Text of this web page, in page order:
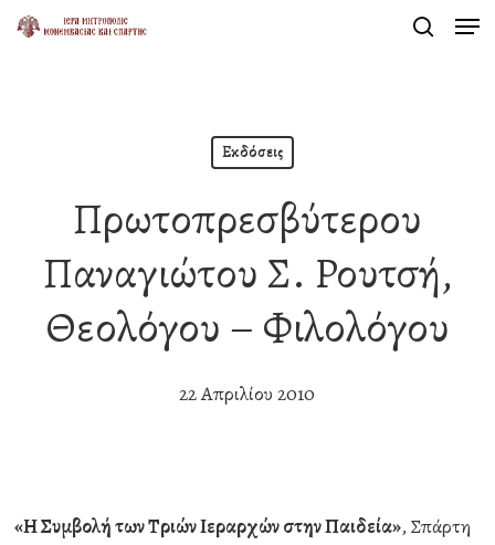
Skip
Εκδόσεις
Πρωτοπρεσβύτερου
Παναγιώτου Σ. Ρουτσή,
Θεολόγου – Φιλολόγου
22 Απριλίου 2010
«Η Συμβολή των Τριών Ιεραρχών στην Παιδεία», Σπάρτη